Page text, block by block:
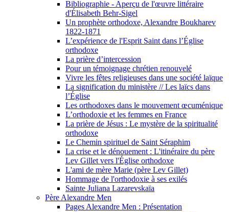
Bibliographie - Aperçu de l'œuvre littéraire
d'Élisabeth Behr-Sigel
Un prophète orthodoxe, Alexandre Boukharev
1822-1871
L’expérience de l'Esprit Saint dans l’Église
orthodoxe
La prière d’intercession
Pour un témoignage chrétien renouvelé
Vivre les fêtes religieuses dans une société laïque
La signification du ministère // Les laïcs dans
l’Église
Les orthodoxes dans le mouvement œcuménique
L’orthodoxie et les femmes en France
La prière de Jésus : Le mystère de la spiritualité
orthodoxe
Le Chemin spirituel de Saint Séraphim
La crise et le dénouement : L'itinéraire du père
Lev Gillet vers l'Église orthodoxe
L'ami de mère Marie (père Lev Gillet)
Hommage de l'orthodoxie à ses exilés
Sainte Juliana Lazarevskaïa
Père Alexandre Men
Pages Alexandre Men : Présentation